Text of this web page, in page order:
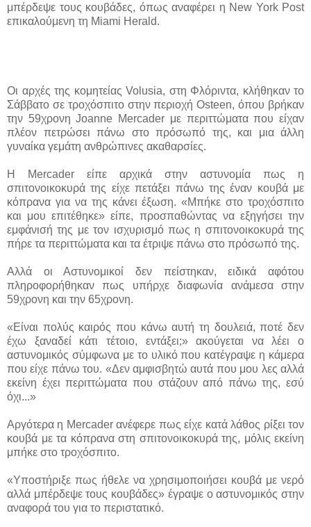
μπέρδεψε τους κουβάδες, όπως αναφέρει η New York Post
επικαλούμενη τη Miami Herald.
Οι αρχές της κομητείας Volusia, στη Φλόριντα, κλήθηκαν το
Σάββατο σε τροχόσπιτο στην περιοχή Osteen, όπου βρήκαν
την 59χρονη Joanne Mercader με περιττώματα που είχαν
πλέον πετρώσει πάνω στο πρόσωπό της, και μια άλλη
γυναίκα γεμάτη ανθρώπινες ακαθαρσίες.
Η Mercader είπε αρχικά στην αστυνομία πως η
σπιτονοικοκυρά της είχε πετάξει πάνω της έναν κουβά με
κόπρανα για να της κάνει έξωση. «Μπήκε στο τροχόσπιτο
και μου επιτέθηκε» είπε, προσπαθώντας να εξηγήσει την
εμφάνισή της με τον ισχυρισμό πως η σπιτονοικοκυρά της
πήρε τα περιττώματα και τα έτριψε πάνω στο πρόσωπό της.
Αλλά οι Αστυνομικοί δεν πείστηκαν, ειδικά αφότου
πληροφορήθηκαν πως υπήρχε διαφωνία ανάμεσα στην
59χρονη και την 65χρονη.
«Είναι πολύς καιρός που κάνω αυτή τη δουλειά, ποτέ δεν
έχω ξαναδεί κάτι τέτοιο, εντάξει;» ακούγεται να λέει ο
αστυνομικός σύμφωνα με το υλικό που κατέγραψε η κάμερα
που είχε πάνω του. «Δεν αμφισβητώ αυτά που μου λες αλλά
εκείνη έχει περιττώματα που στάζουν από πάνω της, εσύ
όχι...»
Αργότερα η Mercader ανέφερε πως είχε κατά λάθος ρίξει τον
κουβά με τα κόπρανα στη σπιτονοικοκυρά της, μόλις εκείνη
μπήκε στο τροχόσπιτο.
«Υποστήριξε πως ήθελε να χρησιμοποιήσει κουβά με νερό
αλλά μπέρδεψε τους κουβάδες» έγραψε ο αστυνομικός στην
αναφορά του για το περιστατικό.